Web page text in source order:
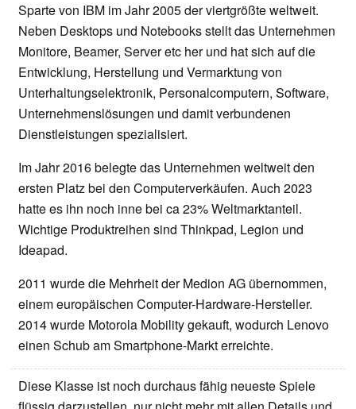
Sparte von IBM im Jahr 2005 der viertgrößte weltweit.
Neben Desktops und Notebooks stellt das Unternehmen
Monitore, Beamer, Server etc her und hat sich auf die
Entwicklung, Herstellung und Vermarktung von
Unterhaltungselektronik, Personalcomputern, Software,
Unternehmenslösungen und damit verbundenen
Dienstleistungen spezialisiert.
Im Jahr 2016 belegte das Unternehmen weltweit den
ersten Platz bei den Computerverkäufen. Auch 2023
hatte es ihn noch inne bei ca 23% Weltmarktanteil.
Wichtige Produktreihen sind Thinkpad, Legion und
Ideapad.
2011 wurde die Mehrheit der Medion AG übernommen,
einem europäischen Computer-Hardware-Hersteller.
2014 wurde Motorola Mobility gekauft, wodurch Lenovo
einen Schub am Smartphone-Markt erreichte.
Diese Klasse ist noch durchaus fähig neueste Spiele